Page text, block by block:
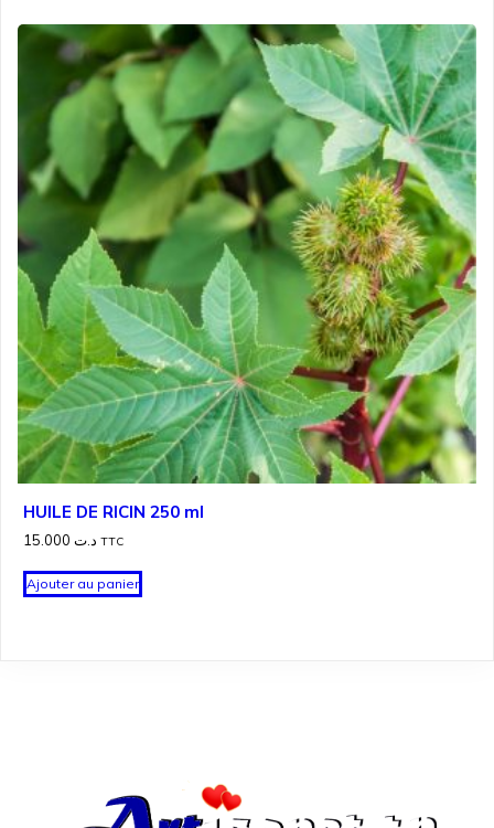
HUILE DE RICIN 250 ml
د.ت TTC
Ajouter au panier